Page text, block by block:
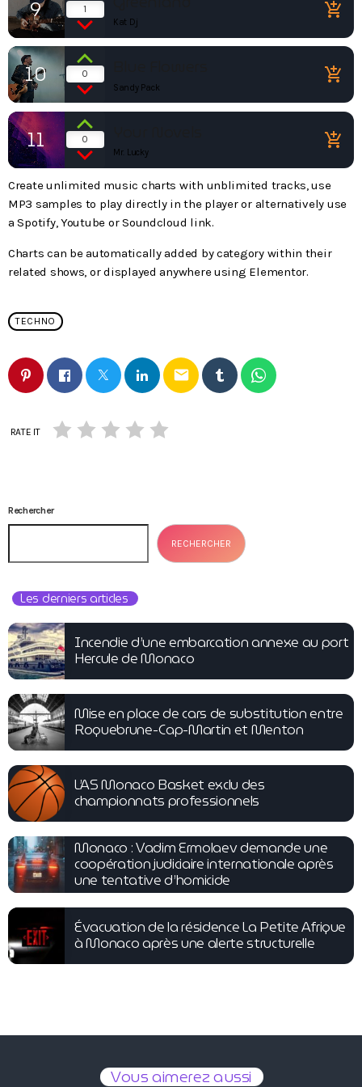
9 1
Kat Dj
add_shopping_cart
10 0
Sandy Pack
add_shopping_cart
11 0
Mr. Lucky
add_shopping_cart
Create unlimited music charts with unblimited tracks, use
MP3 samples to play directly in the player or alternatively use
a Spotify, Youtube or Soundcloud link.
Charts can be automatically added by category within their
related shows, or displayed anywhere using Elementor.
TECHNO
email
RATE IT
Rechercher
RECHERCHER
Les derniers articles
Incendie d’une embarcation annexe au port
Hercule de Monaco
Mise en place de cars de substitution entre
Roquebrune-Cap-Martin et Menton
L’AS Monaco Basket exclu des
championnats professionnels
Monaco : Vadim Ermolaev demande une
coopération judiciaire internationale après
une tentative d’homicide
Évacuation de la résidence La Petite Afrique
à Monaco après une alerte structurelle
Vous aimerez aussi